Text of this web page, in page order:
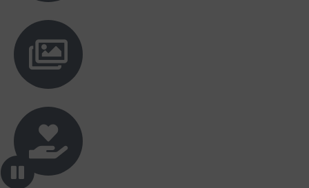
menjadi keluarga yg SAMAWA aamiin
Hanif solin
Selamat ya dikki dan rinaaa, semogaa
menjadi keluarga samawa yaaaa
Raysa Rejeki
Selamat berbahagia, semoga menjadi
keluarga yang sakinah mawadah dan
warahmah